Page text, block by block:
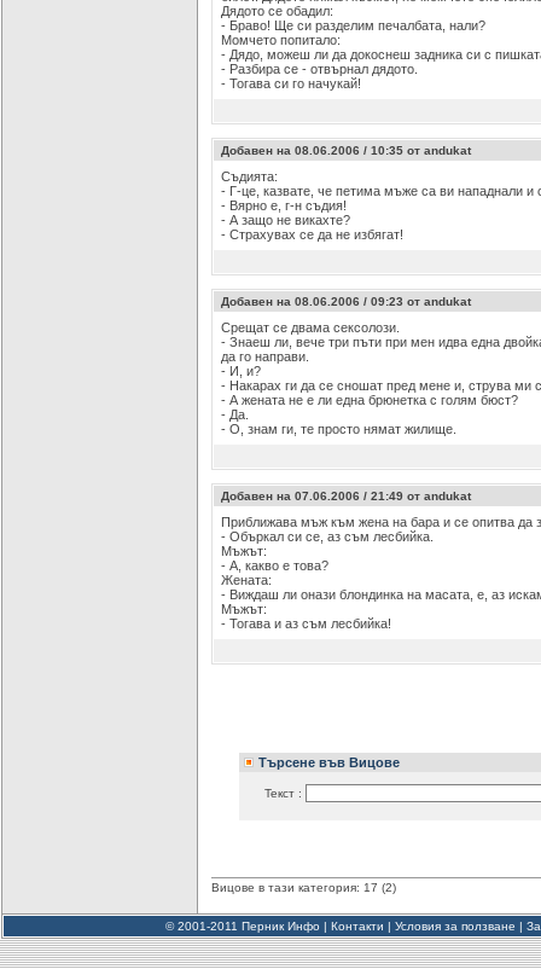
Дядото се обадил:
- Браво! Ще си разделим печалбата, нали?
Момчето попитало:
- Дядо, можеш ли да докоснеш задника си с
- Разбира се - отвърнал дядото.
- Тогава си го начукай!
Добавен на 08.06.2006 / 10:35 от andukat
Съдията:
- Г-це, казвате, че петима мъже са ви нападнали и
- Вярно е, г-н съдия!
- А защо не викахте?
- Страхувах се да не избягат!
Добавен на 08.06.2006 / 09:23 от andukat
Срещат се двама сексолози.
- Знаеш ли, вече три пъти при мен идва една
да го направи.
- И, и?
- Накарах ги да се сношат пред мене и, струва ми
- А жената не е ли една брюнетка с голям бюст?
- Да.
- О, знам ги, те просто нямат жилище.
Добавен на 07.06.2006 / 21:49 от andukat
Приближава мъж към жена на бара и се опитва да
- Объркал си се, аз съм лесбийка.
Мъжът:
- А, какво е това?
Жената:
- Виждаш ли онази блондинка на масата, е, аз
Мъжът:
- Тогава и аз съм лесбийка!
Търсене във Вицове
Текст :
Вицове в тази категория: 17 (2)
© 2001-2011 Перник Инфо | Контакти | Условия за ползване |